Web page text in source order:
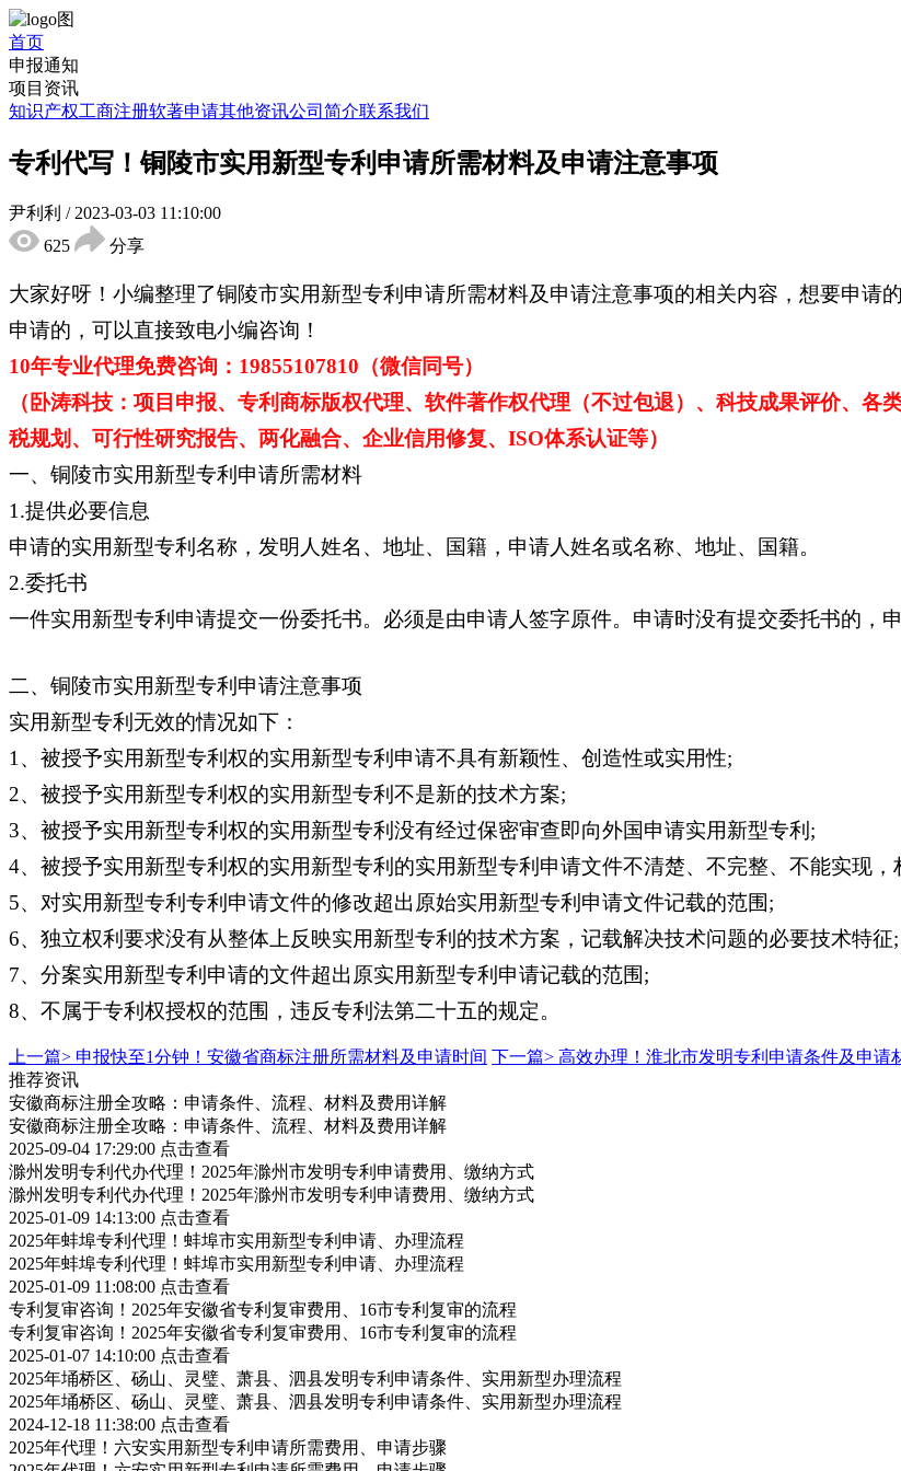
首页
申报通知
项目资讯
知识产权工商注册软著申请其他资讯公司简介联系我们
专利代写！铜陵市实用新型专利申请所需材料及申请注意事项
尹利利 / 2023-03-03 11:10:00
625
分享
大家好呀！小编整理了铜陵市实用新型专利申请所需材料及申请注意事项的相关内容，想要申请
申请的，可以直接致电小编咨询！
10年专业代理免费咨询：19855107810（微信同号）
（卧涛科技：项目申报、专利商标版权代理、软件著作权代理（不过包退）、科技成果评价、
税规划、可行性研究报告、两化融合、企业信用修复、ISO体系认证等）
一、铜陵市实用新型专利申请所需材料
1.提供必要信息
申请的实用新型专利名称，发明人姓名、地址、国籍，申请人姓名或名称、地址、国籍。
2.委托书
一件实用新型专利申请提交一份委托书。必须是由申请人签字原件。申请时没有提交委托书的，申
二、铜陵市实用新型专利申请注意事项
实用新型专利无效的情况如下：
1、被授予实用新型专利权的实用新型专利申请不具有新颖性、创造性或实用性;
2、被授予实用新型专利权的实用新型专利不是新的技术方案;
3、被授予实用新型专利权的实用新型专利没有经过保密审查即向外国申请实用新型专利;
4、被授予实用新型专利权的实用新型专利的实用新型专利申请文件不清楚、不完整、不能实现
5、对实用新型专利专利申请文件的修改超出原始实用新型专利申请文件记载的范围;
6、独立权利要求没有从整体上反映实用新型专利的技术方案，记载解决技术问题的必要技术特征;
7、分案实用新型专利申请的文件超出原实用新型专利申请记载的范围;
8、不属于专利权授权的范围，违反专利法第二十五的规定。
上一篇> 申报快至1分钟！安徽省商标注册所需材料及申请时间 下一篇> 高效办理！淮北市发明专利申请条件及申请
推荐资讯
安徽商标注册全攻略：申请条件、流程、材料及费用详解
安徽商标注册全攻略：申请条件、流程、材料及费用详解
2025-09-04 17:29:00 点击查看
滁州发明专利代办代理！2025年滁州市发明专利申请费用、缴纳方式
滁州发明专利代办代理！2025年滁州市发明专利申请费用、缴纳方式
2025-01-09 14:13:00 点击查看
2025年蚌埠专利代理！蚌埠市实用新型专利申请、办理流程
2025年蚌埠专利代理！蚌埠市实用新型专利申请、办理流程
2025-01-09 11:08:00 点击查看
专利复审咨询！2025年安徽省专利复审费用、16市专利复审的流程
专利复审咨询！2025年安徽省专利复审费用、16市专利复审的流程
2025-01-07 14:10:00 点击查看
2025年埇桥区、砀山、灵璧、萧县、泗县发明专利申请条件、实用新型办理流程
2025年埇桥区、砀山、灵璧、萧县、泗县发明专利申请条件、实用新型办理流程
2024-12-18 11:38:00 点击查看
2025年代理！六安实用新型专利申请所需费用、申请步骤